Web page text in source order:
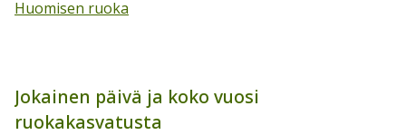
Huomisen ruoka
Jokainen päivä ja koko vuosi
ruokakasvatusta